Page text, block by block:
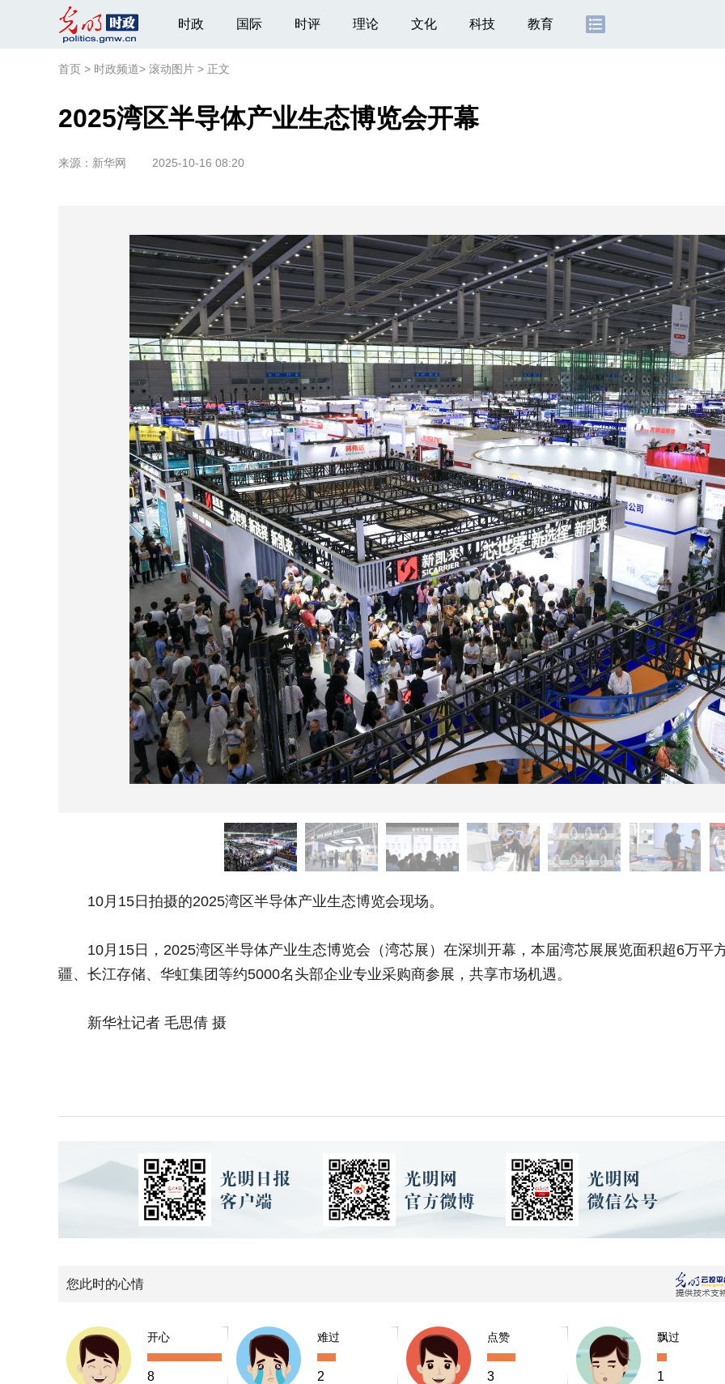
时政 国际 时评 理论 文化 科技 教育
首页 > 时政频道> 滚动图片 > 正文
2025湾区半导体产业生态博览会开幕
来源： 新华网 2025-10-16 08:20
10月15日拍摄的2025湾区半导体产业生态博览会现场。
10月15日，2025湾区半导体产业生态博览会（湾芯展）在深圳开幕，本届湾芯展展览面积超6万平
疆、长江存储、华虹集团等约5000名头部企业专业采购商参展，共享市场机遇。
新华社记者 毛思倩 摄
您此时的心情
开心
8
难过
2
点赞
3
飘过
1